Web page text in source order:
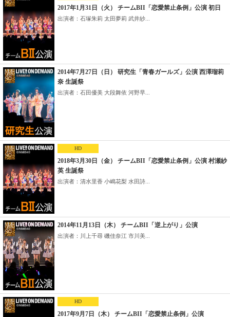
2017年1月31日（火） チームBII「恋愛禁止条例」公演 初日
出演者：石塚朱莉 太田夢莉 武井紗...
2014年7月27日（日） 研究生「青春ガールズ」公演 西澤瑠莉
奈 生誕祭
出演者：石田優美 大段舞依 河野早...
HD
2018年3月30日（金） チームBII「恋愛禁止条例」公演 村瀬紗
英 生誕祭
出演者：清水里香 小嶋花梨 水田詩...
2014年11月13日（木） チームBII「逆上がり」公演
出演者：川上千尋 磯佳奈江 市川美...
HD
2017年9月7日（木） チームBII「恋愛禁止条例」公演